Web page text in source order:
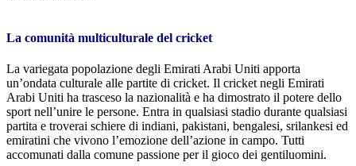
La comunità multiculturale del cricket
La variegata popolazione degli Emirati Arabi Uniti apporta
un’ondata culturale alle partite di cricket. Il cricket negli Emirati
Arabi Uniti ha trasceso la nazionalità e ha dimostrato il potere dello
sport nell’unire le persone. Entra in qualsiasi stadio durante qualsiasi
partita e troverai schiere di indiani, pakistani, bengalesi, srilankesi ed
emiratini che vivono l’emozione dell’azione in campo. Tutti
accomunati dalla comune passione per il gioco dei gentiluomini.